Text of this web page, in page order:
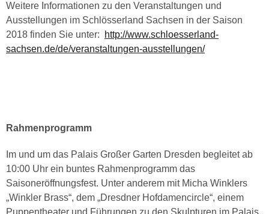
Weitere Informationen zu den Veranstaltungen und
Ausstellungen im Schlösserland Sachsen in der Saison
2018 finden Sie unter:
http://www.schloesserland-
sachsen.de/de/veranstaltungen-ausstellungen/
Rahmenprogramm
Im und um das Palais Großer Garten Dresden begleitet ab
10:00 Uhr ein buntes Rahmenprogramm das
Saisoneröffnungsfest. Unter anderem mit Micha Winklers
„Winkler Brass“, dem „Dresdner Hofdamencircle“, einem
Puppentheater und Führungen zu den Skulpturen im Palais.